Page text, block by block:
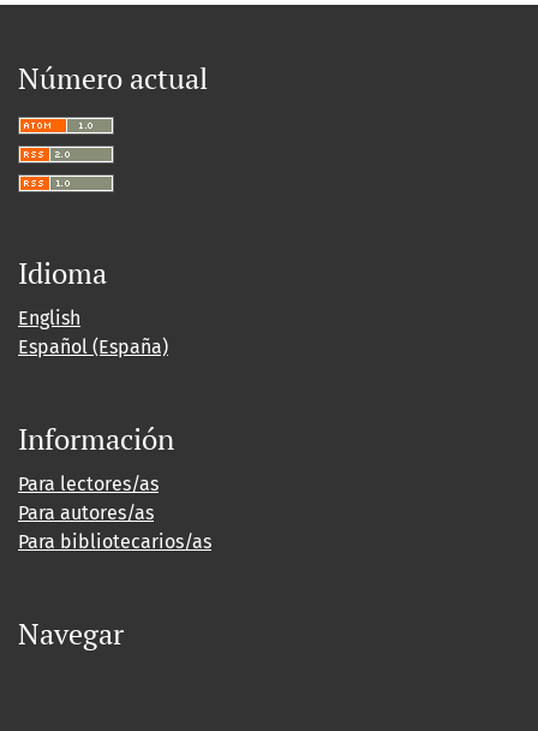
Número actual
Idioma
English
Español (España)
Información
Para lectores/as
Para autores/as
Para bibliotecarios/as
Navegar